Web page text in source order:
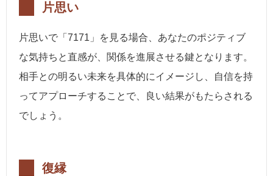
片思い
片思いで「7171」を見る場合、あなたのポジティブ
な気持ちと直感が、関係を進展させる鍵となります。
相手との明るい未来を具体的にイメージし、自信を持
ってアプローチすることで、良い結果がもたらされる
でしょう。
復縁